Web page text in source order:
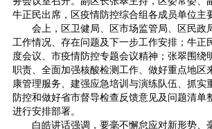
牛正民出席，区疫情防控综合组各成员单位主
会上，区卫健局、区市场监管局、区民政
工作情况、存在问题及下一步工作安排；牛正
度会议、市疫情防控专题会议精神；张翠围绕
职责、全面加强核酸检测工作、做好重点地区
康管理服务、建强应急培训与演练队伍、抓实
防控和做好省市督导检查反馈意见及问题清单
进行安排部署。
白皓讲话强调，要毫不懈怠应对新形势、